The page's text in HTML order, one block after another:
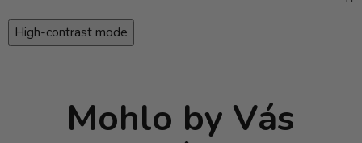
High-contrast mode
Mohlo by Vás